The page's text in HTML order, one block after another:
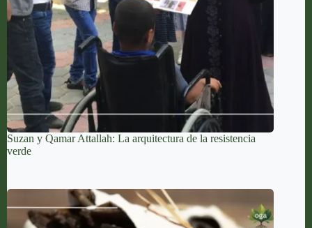
Suzan y Qamar Attallah: La arquitectura de la resistencia
verde